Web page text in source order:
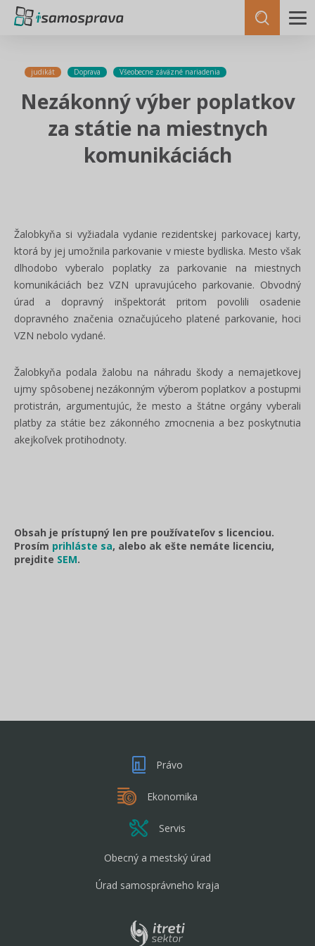
judikát Doprava Všeobecne záväzné nariadenia
Nezákonný výber poplatkov
za státie na miestnych
komunikáciách
Žalobkyňa si vyžiadala vydanie rezidentskej parkovacej karty,
ktorá by jej umožnila parkovanie v mieste bydliska. Mesto však
dlhodobo vyberalo poplatky za parkovanie na miestnych
komunikáciách bez VZN upravujúceho parkovanie. Obvodný
úrad a dopravný inšpektorát pritom povolili osadenie
dopravného značenia označujúceho platené parkovanie, hoci
VZN nebolo vydané.
Žalobkyňa podala žalobu na náhradu škody a nemajetkovej
ujmy spôsobenej nezákonným výberom poplatkov a postupmi
protistrán, argumentujúc, že mesto a štátne orgány vyberali
platby za státie bez zákonného zmocnenia a bez poskytnutia
akejkoľvek protihodnoty.
Obsah je prístupný len pre používateľov s licenciou.
Prosím prihláste sa, alebo ak ešte nemáte licenciu,
prejdite SEM.
Právo
Ekonomika
Servis
Obecný a mestský úrad
Úrad samosprávneho kraja